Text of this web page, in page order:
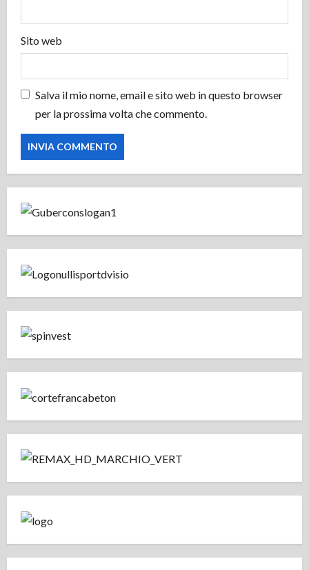
o
Sito web
Salva il mio nome, email e sito web in questo browser
per la prossima volta che commento.